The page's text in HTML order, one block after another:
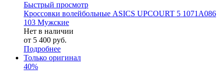
Быстрый просмотр
Кроссовки волейбольные ASICS UPCOURT 5 1071A086
103 Мужские
Нет в наличии
от 5 400 руб.
Подробнее
Только оригинал
40%